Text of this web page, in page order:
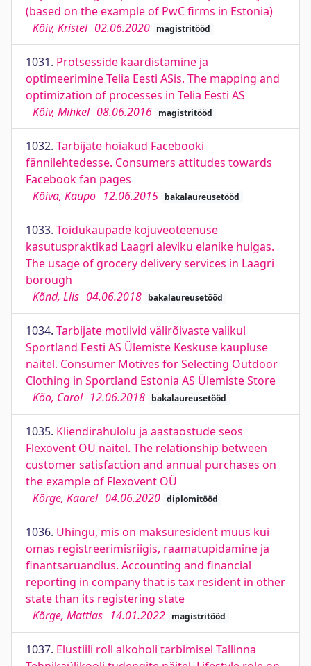
(based on the example of PwC firms in Estonia)
Kõiv, Kristel 02.06.2020 magistritööd
1031. Protsesside kaardistamine ja
optimeerimine Telia Eesti ASis. The mapping and
optimization of processes in Telia Eesti AS
Kõiv, Mihkel 08.06.2016 magistritööd
1032. Tarbijate hoiakud Facebooki
fännilehtedesse. Consumers attitudes towards
Facebook fan pages
Kõiva, Kaupo 12.06.2015 bakalaureusetööd
1033. Toidukaupade kojuveoteenuse
kasutuspraktikad Laagri aleviku elanike hulgas.
The usage of grocery delivery services in Laagri
borough
Kõnd, Liis 04.06.2018 bakalaureusetööd
1034. Tarbijate motiivid välirõivaste valikul
Sportland Eesti AS Ülemiste Keskuse kaupluse
näitel. Consumer Motives for Selecting Outdoor
Clothing in Sportland Estonia AS Ülemiste Store
Kõo, Carol 12.06.2018 bakalaureusetööd
1035. Kliendirahulolu ja aastaostude seos
Flexovent OÜ näitel. The relationship between
customer satisfaction and annual purchases on
the example of Flexovent OÜ
Kõrge, Kaarel 04.06.2020 diplomitööd
1036. Ühingu, mis on maksuresident muus kui
omas registreerimisriigis, raamatupidamine ja
finantsaruandlus. Accounting and financial
reporting in company that is tax resident in other
state than its registering state
Kõrge, Mattias 14.01.2022 magistritööd
1037. Elustiili roll alkoholi tarbimisel Tallinna